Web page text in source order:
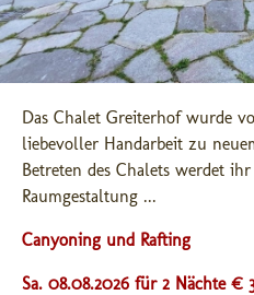
Das Chalet Greiterhof wurde
liebevoller Handarbeit zu
Betreten des Chalets werdet
Raumgestaltung ...
Canyoning und Rafting
Sa. 08.08.2026 für 2 Nächte €